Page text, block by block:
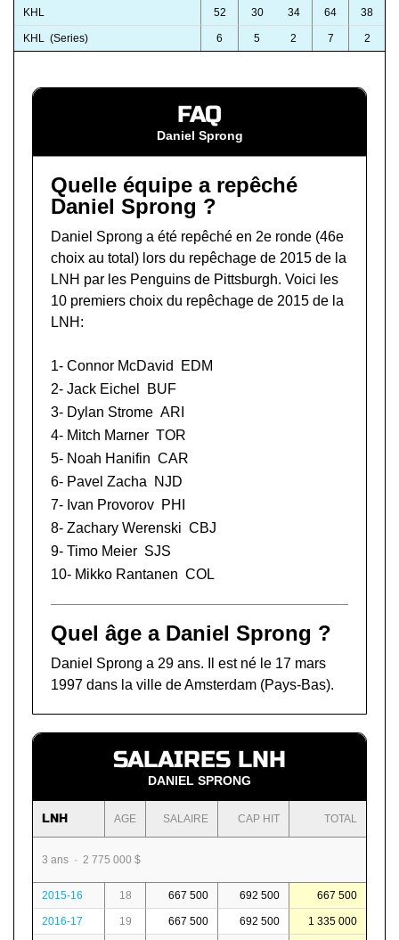
KHL 52 30 34 64 38
KHL (Series) 6 5 2 7 2
FAQ
Daniel Sprong
Quelle équipe a repêché
Daniel Sprong ?
Daniel Sprong a été repêché en 2e ronde (46e
choix au total) lors du repêchage de 2015 de la
LNH par les Penguins de Pittsburgh. Voici les
10 premiers choix du repêchage de 2015 de la
LNH:
1- Connor McDavid
EDM
2- Jack Eichel
BUF
3- Dylan Strome ARI
4- Mitch Marner TOR
5- Noah Hanifin CAR
6- Pavel Zacha
NJD
7- Ivan Provorov PHI
8- Zachary Werenski CBJ
9- Timo Meier SJS
10- Mikko Rantanen COL
Quel âge a Daniel Sprong ?
Daniel Sprong a 29 ans. Il est né le 17 mars
1997 dans la ville de Amsterdam (Pays-Bas).
SALAIRES LNH
DANIEL SPRONG
LNH AGE SALAIRE CAP HIT TOTAL
3 ans · 2 775 000 $
2015-16 18 667 500 692 500 667 500
2016-17 19 667 500 692 500 1 335 000